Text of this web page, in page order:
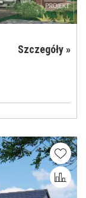
Szczegóły »